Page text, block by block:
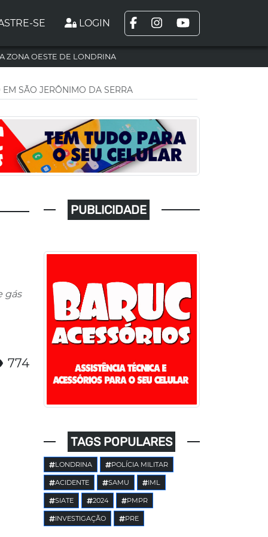
SE LOGIN
ZONA OESTE DE LONDRINA
SÃO JERÔNIMO DA SERRA
gás
774
PUBLICIDADE
TAGS POPULARES
LONDRINA POLÍCIA MILITAR
ACIDENTE SAMU IML
SIATE 2024 PMPR
INVESTIGAÇÃO PRE